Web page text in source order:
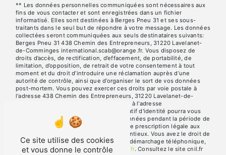
** Les données personnelles communiquées sont nécessaires aux
fins de vous contacter et sont enregistrées dans un fichier
informatisé. Elles sont destinées à Berges Pneu 31 et ses sous-
traitants dans le seul but de répondre à votre message. Les données
collectées seront communiquées aux seuls destinataires suivants:
Berges Pneu 31 438 Chemin des Entrepreneurs, 31220 Lavelanet-
de-Comminges international.scab@orange.fr. Vous disposez de
droits d’accès, de rectification, d’effacement, de portabilité, de
limitation, d’opposition, de retrait de votre consentement à tout
moment et du droit d’introduire une réclamation auprès d’une
autorité de contrôle, ainsi que d’organiser le sort de vos données
post-mortem. Vous pouvez exercer ces droits par voie postale à
l'adresse 438 Chemin des Entrepreneurs, 31220 Lavelanet-de-
Comminges ou par courrier électronique à l'adresse
international.scab@orange.fr. Un justificatif d'identité pourra vous
être demandé. Nous conservons vos données pendant la période de
prise de contact puis pendant la durée de prescription légale aux
fins probatoires et de gestion des contentieux. Vous avez le droit de
vous inscrire sur la liste d'opposition au démarchage téléphonique,
disponible à cette adresse:Bloctel.gouv.fr. Consultez le site cnil.fr
Ce site utilise des cookies
et vous donne le contrôle